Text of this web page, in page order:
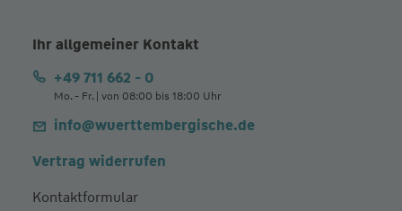
Ihr allgemeiner Kontakt
+49 711 662 - 0
Mo. - Fr. | von 08:00 bis 18:00 Uhr
info@wuerttembergische.de
Vertrag widerrufen
Kontaktformular